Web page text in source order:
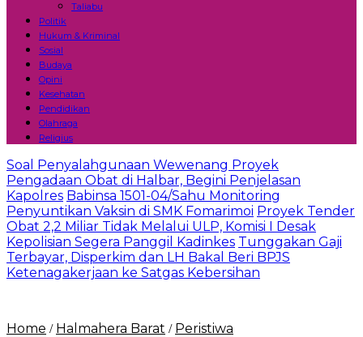
Taliabu
Politik
Hukum & Kriminal
Sosial
Budaya
Opini
Kesehatan
Pendidikan
Olahraga
Religius
Soal Penyalahgunaan Wewenang Proyek
Pengadaan Obat di Halbar, Begini Penjelasan
Kapolres Babinsa 1501-04/Sahu Monitoring
Penyuntikan Vaksin di SMK Fomarimoi Proyek Tender
Obat 2,2 Miliar Tidak Melalui ULP, Komisi I Desak
Kepolisian Segera Panggil Kadinkes Tunggakan Gaji
Terbayar, Disperkim dan LH Bakal Beri BPJS
Ketenagakerjaan ke Satgas Kebersihan
Home / Halmahera Barat / Peristiwa